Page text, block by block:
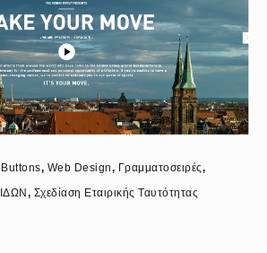
, Web Design, Γραμματοσειρές,
, Σχεδίαση Εταιρικής Ταυτότητας